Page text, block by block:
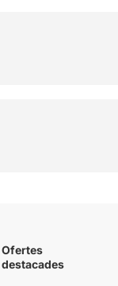
Ofertes
destacades